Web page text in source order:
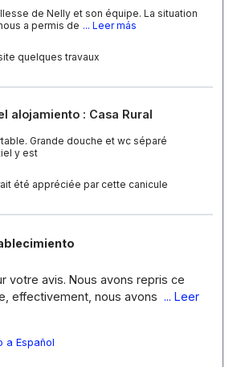
de Nelly et son équipe. La situation
a permis de ... Leer más
quelques travaux
alojamiento : Casa Rural
Grande douche et wc séparé
y est
été appréciée par cette canicule
votre avis. Nous avons repris ce
effectivement, nous avons ... Leer
a Español